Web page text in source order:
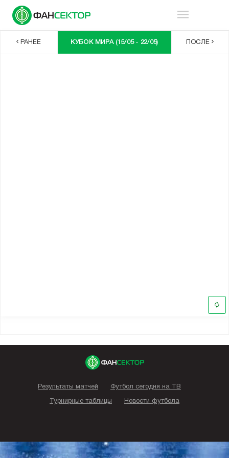
РАНЕЕ КУБОК МИРА (15/05 - 22/05) ПОСЛЕ
Результаты матчей Футбол сегодня на ТВ
Турнирные таблицы Новости футбола